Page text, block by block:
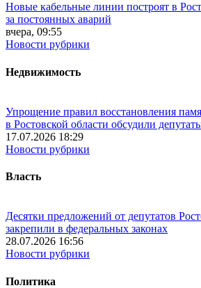
Новые кабельные линии построят в
за постоянных аварий
вчера, 09:55
Новости рубрики
Недвижимость
Упрощение правил восстановления
в Ростовской области обсудили
17.07.2026 18:29
Новости рубрики
Власть
Десятки предложений от депутатов
закрепили в федеральных законах
28.07.2026 16:56
Новости рубрики
Политика